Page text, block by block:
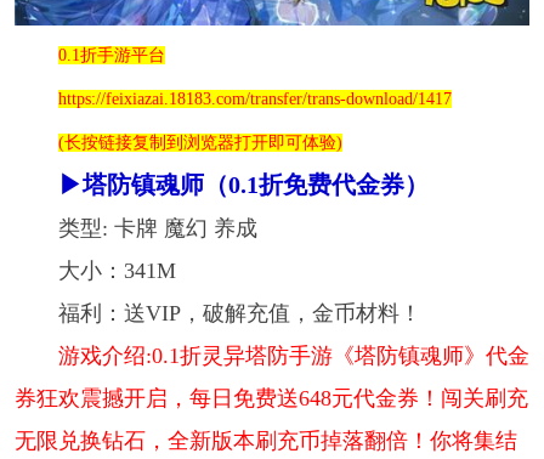
0.1折手游平台
https://feixiazai.18183.com/transfer/trans-download/1417
(长按链接复制到浏览器打开即可体验)
▶塔防镇魂师（0.1折免费代金券）
类型: 卡牌 魔幻 养成
大小：341M
福利：送VIP，破解充值，金币材料！
游戏介绍:0.1折灵异塔防手游《塔防镇魂师》代金
券狂欢震撼开启，每日免费送648元代金券！闯关刷充
无限兑换钻石，全新版本刷充币掉落翻倍！你将集结